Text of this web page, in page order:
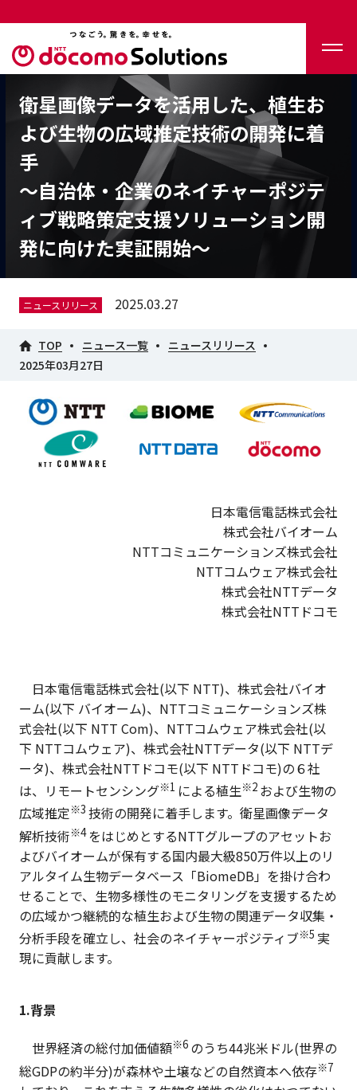
衛星画像データを活用した、植生お
よび生物の広域推定技術の開発に着
手
～自治体・企業のネイチャーポジテ
ィブ戦略策定支援ソリューション開
発に向けた実証開始～
ニュースリリース 2025.03.27
TOP ニュース一覧
ニュースリリース
2025年03月27日
日本電信電話株式会社
株式会社バイオーム
NTTコミュニケーションズ株式会社
NTTコムウェア株式会社
株式会社NTTデータ
株式会社NTTドコモ
日本電信電話株式会社(以下 NTT)、株式会社バイオ
ーム(以下 バイオーム)、NTTコミュニケーションズ株
式会社(以下 NTT Com)、NTTコムウェア株式会社(以
下 NTTコムウェア)、株式会社NTTデータ(以下 NTTデ
ータ)、株式会社NTTドコモ(以下 NTTドコモ)の６社
は、リモートセンシング※1 による植生※2 および生物の
広域推定※3 技術の開発に着手します。衛星画像データ
解析技術※4をはじめとするNTTグループのアセットお
よびバイオームが保有する国内最大級850万件以上のリ
アルタイム生物データベース「BiomeDB」を掛け合わ
せることで、生物多様性のモニタリングを支援するため
の広域かつ継続的な植生および生物の関連データ収集・
分析手段を確立し、社会のネイチャーポジティブ※5 実
現に貢献します。
1.背景
世界経済の総付加価値額※6 のうち44兆米ドル(世界の
総GDPの約半分)が森林や土壌などの自然資本へ依存※7